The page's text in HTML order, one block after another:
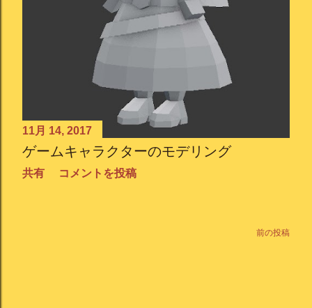
11月 14, 2017
ゲームキャラクターのモデリング
共有 コメントを投稿
前の投稿